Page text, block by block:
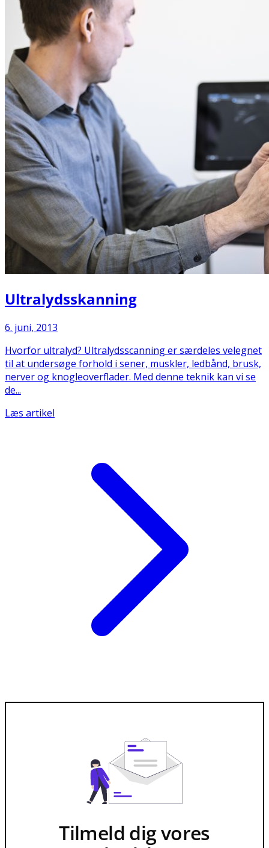
Ultralydsskanning
6. juni, 2013
Hvorfor ultralyd? Ultralydsscanning er særdeles velegnet
til at undersøge forhold i sener, muskler, ledbånd, brusk,
nerver og knogleoverflader. Med denne teknik kan vi se
de...
Læs artikel
Tilmeld dig vores